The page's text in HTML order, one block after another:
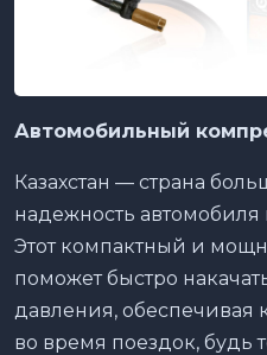
Автомобильный
Казахстан — страна
надежность
Этот компактный и
поможет быстро
давления, обеспечивая
во время поездок, будь